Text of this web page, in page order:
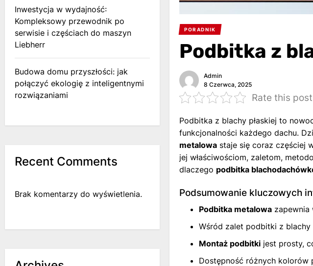
PORADNIK
Podbitka z
Admin
8 Czerwca, 2025
Rate this post
Podbitka z blachy płaskiej to
funkcjonalności każdego dachu.
metalowa staje się coraz częściej
jej właściwościom, zaletom,
dlaczego podbitka
Podsumowanie kluczowych
Podbitka metalowa zapewnia
Wśród zalet podbitki z blachy
Montaż podbitki jest prosty,
Dostępność różnych kolorów
Inwestycja w wydajność:
Kompleksowy przewodnik po
serwisie i częściach do maszyn
Liebherr
Budowa domu przyszłości: jak
połączyć ekologię z inteligentnymi
rozwiązaniami
Recent Comments
Brak komentarzy do wyświetlenia.